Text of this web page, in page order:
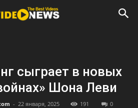
сыграет в новых
Шона Леви
- 22 января, 2025 191 0